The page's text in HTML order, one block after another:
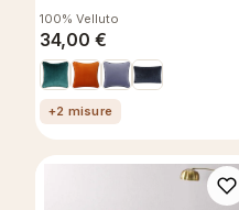
Imbottitura Velour V1
45x45 cm
100% Velluto
34,00 €
+2 misure